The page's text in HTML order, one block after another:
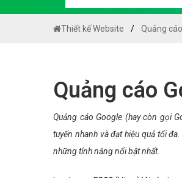
Thiết kế Website Quảng
Quảng cáo
Quảng cáo Google (hay còn gọi
tuyến nhanh và đạt hiệu quả tối
những tính năng nổi bật nhất.